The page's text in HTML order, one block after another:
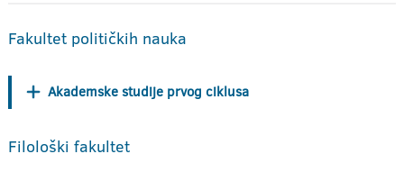
Fakultet političkih nauka
Akademske studije prvog ciklusa
Filološki fakultet